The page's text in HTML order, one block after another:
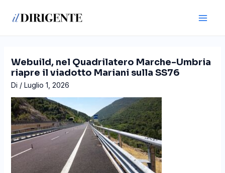
Webuild, nel Quadrilatero Marche-Umbria
riapre il viadotto Mariani sulla SS76
Di / Luglio 1, 2026
articoli